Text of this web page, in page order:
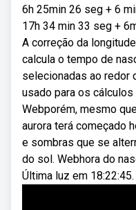
6h 25min 26 seg + 6
17h 34 min 33 seg +
A correção da
calcula o tempo de
selecionadas ao redor
usado para os
Webporém, mesmo
aurora terá começado
e sombras que se
do sol. Webhora do
Última luz em